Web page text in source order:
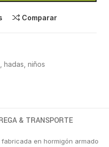
Comparar
hadas, niños
& TRANSPORTE
en hormigón armado